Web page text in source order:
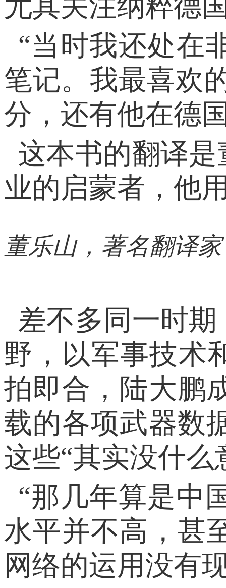
“当时我还处在
笔记。我最喜欢
分，还有他在德
这本书的翻译
业的启蒙者，他
董乐山，著名翻译
差不多同一时
野，以军事技术
拍即合，陆大鹏
载的各项武器数
这些“其实没什么
“那几年算是中
水平并不高，甚
网络的运用没有